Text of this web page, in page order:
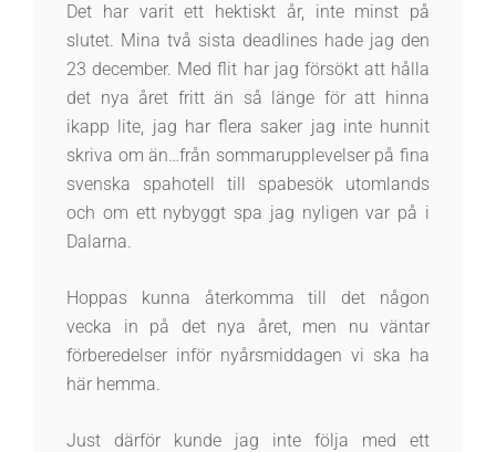
Det har varit ett hektiskt år, inte minst på
slutet. Mina två sista deadlines hade jag den
23 december. Med flit har jag försökt att hålla
det nya året fritt än så länge för att hinna
ikapp lite, jag har flera saker jag inte hunnit
skriva om än…från sommarupplevelser på fina
svenska spahotell till spabesök utomlands
och om ett nybyggt spa jag nyligen var på i
Dalarna.
Hoppas kunna återkomma till det någon
vecka in på det nya året, men nu väntar
förberedelser inför nyårsmiddagen vi ska ha
här hemma.
Just därför kunde jag inte följa med ett